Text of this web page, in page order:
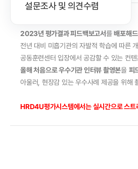
설문조사 및 의견수렴
2023년 평가결과 피드백보고서를배포해
전년 대비 미흡기관의 자발적 학습에 따른
공동훈련센터 입장에서 공감할 수 있는 컨
올해 처음으로 우수기관 인터뷰 촬영본을 피
아울러, 현장감 있는 우수사례 제공을 위해
HRD4U평가시스템에서는 실시간으로 스트